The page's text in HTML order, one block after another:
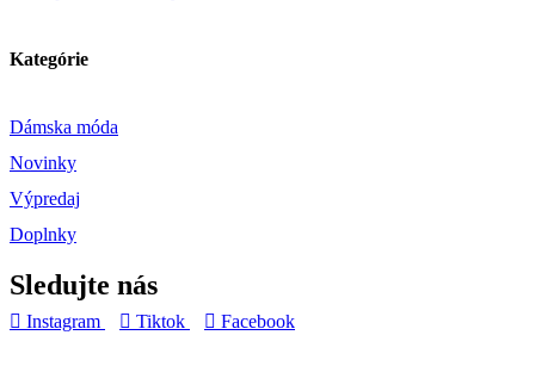
Kategórie
Dámska móda
Novinky
Výpredaj
Doplnky
Sledujte nás
Instagram Tiktok Facebook